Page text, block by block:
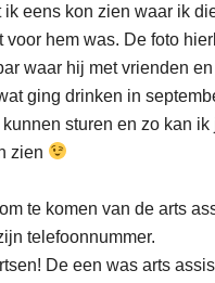
ik eens kon zien waar ik
voor hem was. De foto
waar hij met vrienden
ging drinken in
kunnen sturen en zo kan
zien
te komen van de arts
telefoonnummer.
De een was arts